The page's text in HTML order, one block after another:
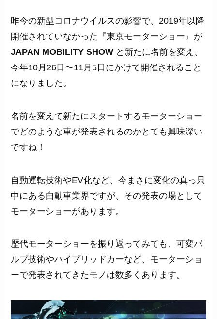
昨今の新型コロナウイルスの影響で、2019年以降
開催されていなかった『東京モーターショー』が
JAPAN MOBILITY SHOW と新たに名前を変え、
今年10月26日〜11月5日にかけて開催されること
になりました。
名前を変えて新たにスタートするモーターショー
でどのような車が発表されるのかとても興味深い
ですね！
自動運転技術やEV化など、今まさに変化の真っ只
中にある自動車業界ですが、その発表の場として
モーターショーがあります。
歴代モーターショーを振り返ってみても、可変バ
ルブ技術やハイブリッドカーなど、モーターショ
ーで発表されてきたモノは数多くあります。